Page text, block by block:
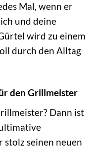
Mal, wenn er
und deine
wird zu einem
durch den Alltag
den Grillmeister
Dann ist
stolz seinen neuen